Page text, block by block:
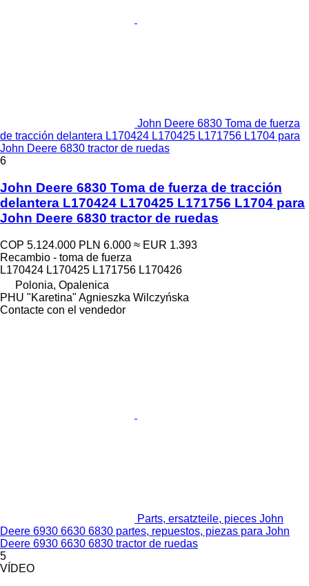
John Deere 6830 Toma de fuerza
de tracción delantera L170424 L170425 L171756 L1704 para
John Deere 6830 tractor de ruedas
6
John Deere 6830 Toma de fuerza de tracción
delantera L170424 L170425 L171756 L1704 para
John Deere 6830 tractor de ruedas
COP 5.124.000 PLN 6.000 ≈ EUR 1.393
Recambio - toma de fuerza
L170424 L170425 L171756 L170426
Polonia, Opalenica
PHU "Karetina" Agnieszka Wilczyńska
Contacte con el vendedor
Parts, ersatzteile, pieces John
Deere 6930 6630 6830 partes, repuestos, piezas para John
Deere 6930 6630 6830 tractor de ruedas
5
VÍDEO